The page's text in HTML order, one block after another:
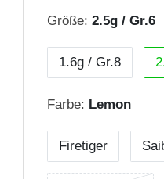
Größe: 2.5g / Gr.6
1.6g / Gr.8
Farbe: Lemon
Firetiger